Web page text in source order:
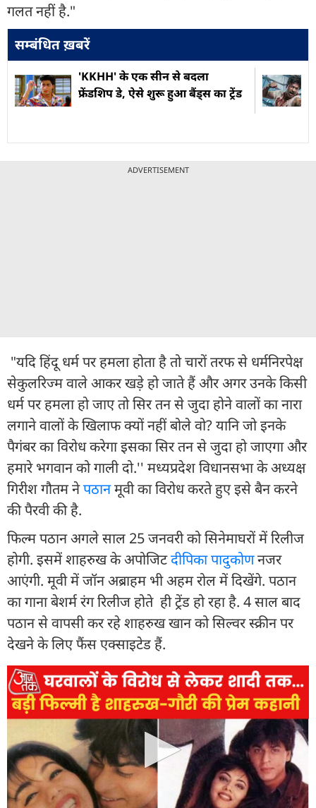
गलत नहीं है."
सम्बंधित ख़बरें
'KKHH' के एक सीन से बदला
फ्रेंडशिप डे, ऐसे शुरू हुआ बैंड्स का ट्रेंड
ADVERTISEMENT
"यदि हिंदू धर्म पर हमला होता है तो चारों तरफ से धर्मनिरपेक्ष
सेकुलरिज्म वाले आकर खड़े हो जाते हैं और अगर उनके किसी
धर्म पर हमला हो जाए तो सिर तन से जुदा होने वालों का नारा
लगाने वालों के खिलाफ क्यों नहीं बोले वो? यानि जो इनके
पैगंबर का विरोध करेगा इसका सिर तन से जुदा हो जाएगा और
हमारे भगवान को गाली दो.'' मध्यप्रदेश विधानसभा के अध्यक्ष
गिरीश गौतम नेपठानमूवी का विरोध करते हुए इसे बैन करने
की पैरवी की है.
फिल्म पठान अगले साल 25 जनवरी को सिनेमाघरों में रिलीज
होगी. इसमें शाहरुख के अपोजिटदीपिका पादुकोणनजर
आएंगी. मूवी में जॉन अब्राहम भी अहम रोल में दिखेंगे. पठान
का गाना बेशर्म रंग रिलीज होते ही ट्रेंड हो रहा है. 4 साल बाद
पठान से वापसी कर रहे शाहरुख खान को सिल्वर स्क्रीन पर
देखने के लिए फैंस एक्साइटेड हैं.